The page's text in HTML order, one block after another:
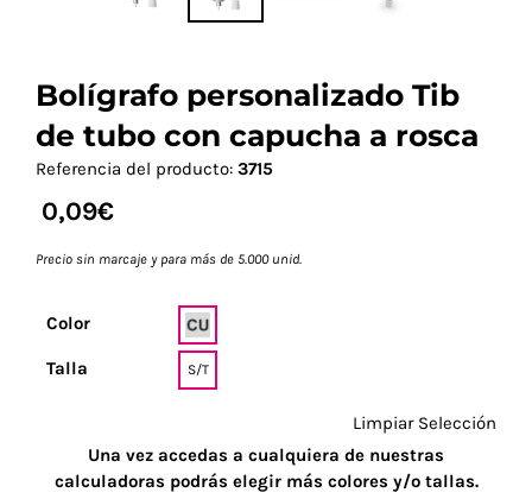
Bolígrafo personalizado Tib
de tubo con capucha a rosca
Referencia del producto: 3715
0,09€
Precio sin marcaje y para más de 5.000 unid.
Color
Talla S/T
Limpiar Selección
Una vez accedas a cualquiera de nuestras
calculadoras podrás elegir más colores y/o tallas.